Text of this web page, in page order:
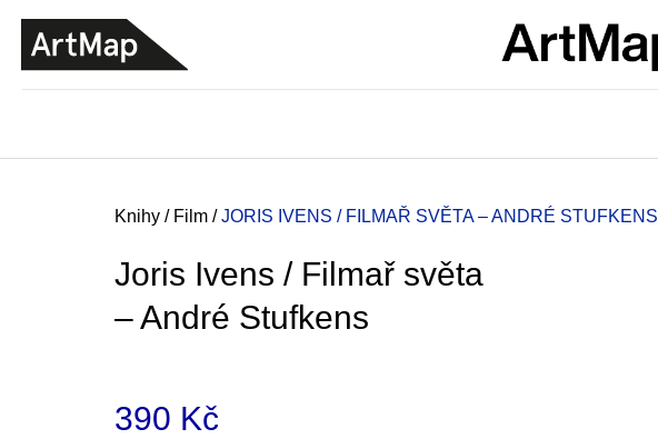
Domů
Knihy / Film / JORIS IVENS / FILMAŘ SVĚTA – ANDRÉ STUFKENS
Joris Ivens / Filmař světa
– André Stufkens
390 Kč
ZPĚT
DO
OBCHODU
ZPĚT
DO
OBCHODU